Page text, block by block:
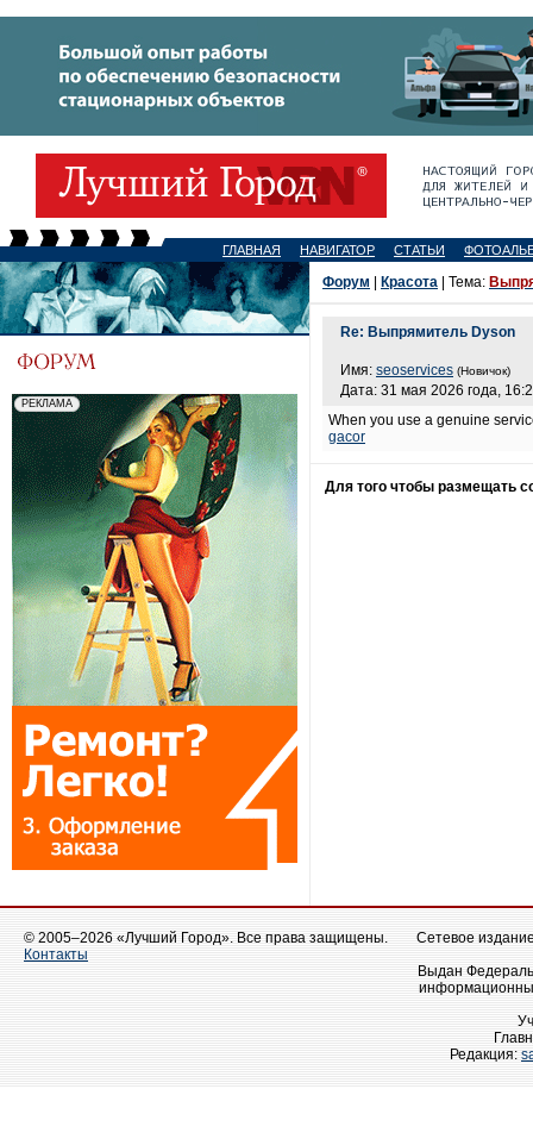
ГЛАВНАЯ НАВИГАТОР СТАТЬИ
Форум Красота | Тема:
Re: Выпрямитель Dyson
Имя: seoservices (Новичок)
Дата: 31 мая 2026 года,
When you use a genuine
gacor
Для того чтобы размещать
© 2005–2026 «Лучший Город». Все права защищены.
Контакты
Сетевое
Выдан
Редакция: